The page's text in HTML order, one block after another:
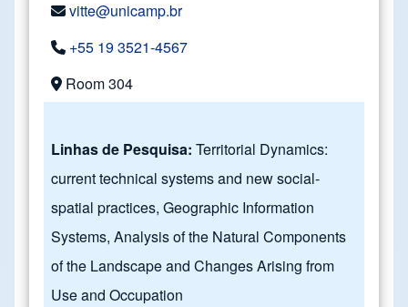
vitte@unicamp.br
+55 19 3521-4567
Room 304
Linhas de Pesquisa: Territorial Dynamics:
current technical systems and new social-
spatial practices, Geographic Information
Systems, Analysis of the Natural Components
of the Landscape and Changes Arising from
Use and Occupation